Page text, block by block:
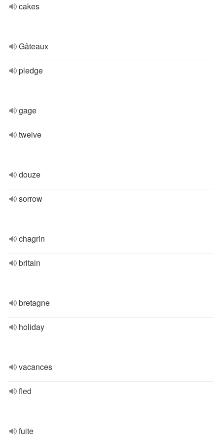
cakes
Gâteaux
pledge
gage
twelve
douze
sorrow
chagrin
britain
bretagne
holiday
vacances
fled
fuite